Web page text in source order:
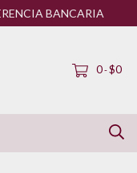
BANCARIA
0-$0